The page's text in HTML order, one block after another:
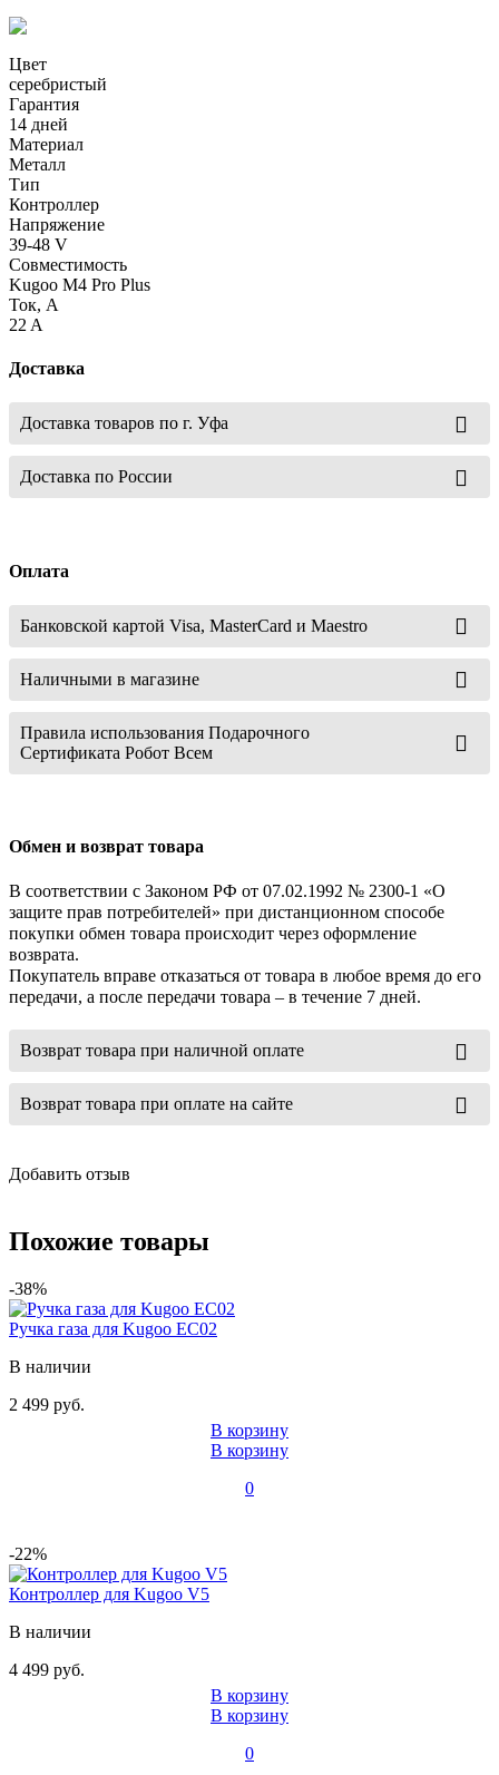
Цвет
серебристый
Гарантия
14 дней
Материал
Металл
Тип
Контроллер
Напряжение
39-48 V
Совместимость
Kugoo M4 Pro Plus
Ток, А
22 A
Доставка
Доставка товаров по г. Уфа
Доставка по России
Оплата
Банковской картой Visa, MasterCard и Maestro
Наличными в магазине
Правила использования Подарочного
Сертификата Робот Всем
Обмен и возврат товара
В соответствии с Законом РФ от 07.02.1992 № 2300-1 «О
защите прав потребителей» при дистанционном способе
покупки обмен товара происходит через оформление
возврата.
Покупатель вправе отказаться от товара в любое время до его
передачи, а после передачи товара – в течение 7 дней.
Возврат товара при наличной оплате
Возврат товара при оплате на сайте
Добавить отзыв
Похожие товары
-38%
Ручка газа для Kugoo EC02
В наличии
2 499 руб.
В корзину
В корзину
0
-22%
Контроллер для Kugoo V5
В наличии
4 499 руб.
В корзину
В корзину
0